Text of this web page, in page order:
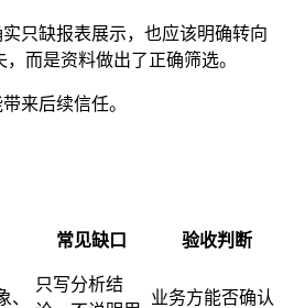
只缺报表展示，也应该明确转向
而是资料做出了正确筛选。
来后续信任。
常见缺口 验收判断
、
只写分析结
业务方能否确认